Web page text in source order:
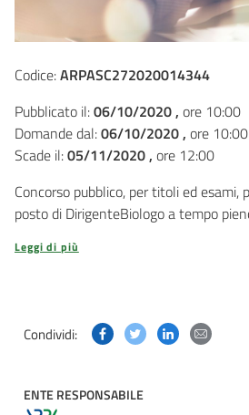
Codice:ARPASC272020014344
Pubblicato il:06/10/2020 , ore 10:00
Domande dal:06/10/2020 , ore 10:00
Scade il:05/11/2020 , ore 12:00
Concorso pubblico, per titoli ed esami,
posto di DirigenteBiologo a tempo
Leggi di più
Condividi: Condividi questa
CondividiCondividi
ENTE RESPONSABILE